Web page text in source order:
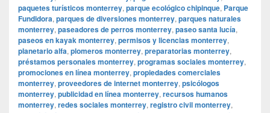
paquetes turísticos monterrey, parque ecológico chipinque, Parque
Fundidora, parques de diversiones monterrey, parques naturales
monterrey, paseadores de perros monterrey, paseo santa lucía,
paseos en kayak monterrey, permisos y licencias monterrey,
planetario alfa, plomeros monterrey, preparatorias monterrey,
préstamos personales monterrey, programas sociales monterrey,
promociones en línea monterrey, propiedades comerciales
monterrey, proveedores de internet monterrey, psicólogos
monterrey, publicidad en línea monterrey, recursos humanos
monterrey, redes sociales monterrey, registro civil monterrey,